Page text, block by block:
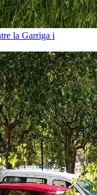
la Garriga i